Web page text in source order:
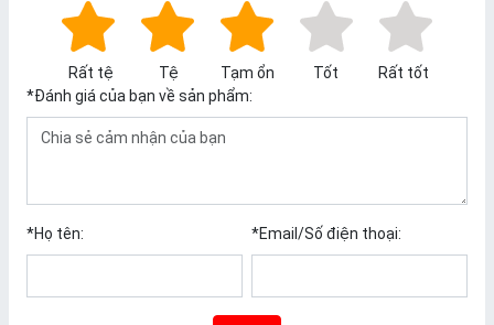
Rất tệ Tệ Tạm ổn Tốt
Rất tốt
*Đánh giá của bạn về sản phẩm:
*Họ tên: *Email/Số điện thoại: